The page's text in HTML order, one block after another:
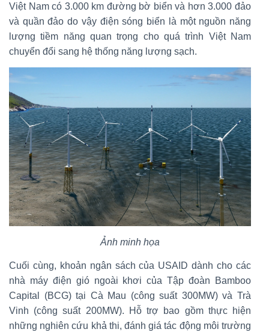
Việt Nam có 3.000 km đường bờ biển và hơn 3.000 đảo
và quần đảo do vậy điện sóng biển là một nguồn năng
lượng tiềm năng quan trọng cho quá trình Việt Nam
chuyển đổi sang hệ thống năng lượng sạch.
Ảnh minh họa
Cuối cùng, khoản ngân sách của USAID dành cho các
nhà máy điện gió ngoài khơi của Tập đoàn Bamboo
Capital (BCG) tại Cà Mau (công suất 300MW) và Trà
Vinh (công suất 200MW). Hỗ trợ bao gồm thực hiện
những nghiên cứu khả thi, đánh giá tác động môi trường